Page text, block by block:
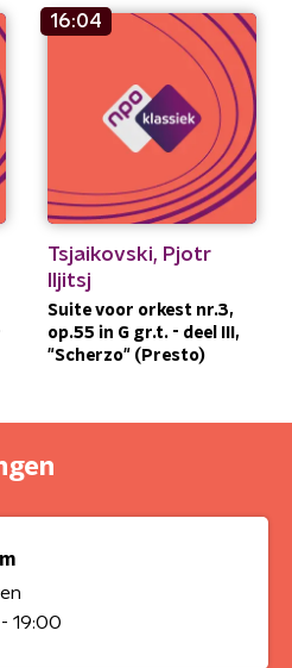
16:04
Tsjaikovski, Pjotr
Iljitsj
Suite voor orkest nr.3,
op.55 in G gr.t. - deel III,
"Scherzo" (Presto)
19:00